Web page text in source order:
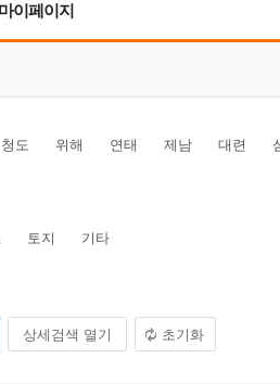
마이페이지
청도 위해 연태 제남 대련
토지 기타
상세검색 열기 초기화